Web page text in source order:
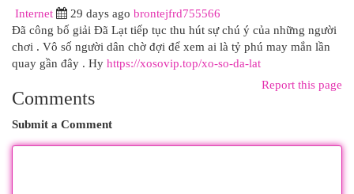
Internet 29 days ago brontejfrd755566
Đã công bố giải Đã Lạt tiếp tục thu hút sự chú ý của những người
chơi . Vô số người dân chờ đợi để xem ai là tỷ phú may mắn lần
quay gần đây . Hy https://xosovip.top/xo-so-da-lat
Report this page
Comments
Submit a Comment